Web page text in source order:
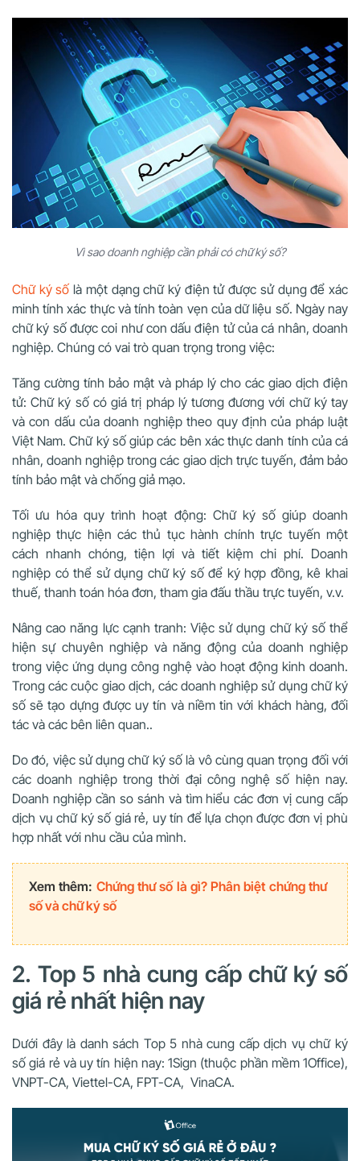
Vì sao doanh nghiệp cần phải có chữ ký số?
Chữ ký số là một dạng chữ ký điện tử được sử dụng để xác
minh tính xác thực và tính toàn vẹn của dữ liệu số. Ngày nay
chữ ký số được coi như con dấu điện tử của cá nhân, doanh
nghiệp. Chúng có vai trò quan trọng trong việc:
Tăng cường tính bảo mật và pháp lý cho các giao dịch điện
tử: Chữ ký số có giá trị pháp lý tương đương với chữ ký tay
và con dấu của doanh nghiệp theo quy định của pháp luật
Việt Nam. Chữ ký số giúp các bên xác thực danh tính của cá
nhân, doanh nghiệp trong các giao dịch trực tuyến, đảm bảo
tính bảo mật và chống giả mạo.
Tối ưu hóa quy trình hoạt động: Chữ ký số giúp doanh
nghiệp thực hiện các thủ tục hành chính trực tuyến một
cách nhanh chóng, tiện lợi và tiết kiệm chi phí. Doanh
nghiệp có thể sử dụng chữ ký số để ký hợp đồng, kê khai
thuế, thanh toán hóa đơn, tham gia đấu thầu trực tuyến, v.v.
Nâng cao năng lực cạnh tranh: Việc sử dụng chữ ký số thể
hiện sự chuyên nghiệp và năng động của doanh nghiệp
trong việc ứng dụng công nghệ vào hoạt động kinh doanh.
Trong các cuộc giao dịch, các doanh nghiệp sử dụng chữ ký
số sẽ tạo dựng được uy tín và niềm tin với khách hàng, đối
tác và các bên liên quan..
Do đó, việc sử dụng chữ ký số là vô cùng quan trọng đối với
các doanh nghiệp trong thời đại công nghệ số hiện nay.
Doanh nghiệp cần so sánh và tìm hiểu các đơn vị cung cấp
dịch vụ chữ ký số giá rẻ, uy tín để lựa chọn được đơn vị phù
hợp nhất với nhu cầu của mình.
Xem thêm: Chứng thư số là gì? Phân biệt chứng thư
số và chữ ký số
2. Top 5 nhà cung cấp chữ ký số
giá rẻ nhất hiện nay
Dưới đây là danh sách Top 5 nhà cung cấp dịch vụ chữ ký
số giá rẻ và uy tín hiện nay: 1Sign (thuộc phần mềm 1Office),
VNPT-CA, Viettel-CA, FPT-CA, VinaCA.